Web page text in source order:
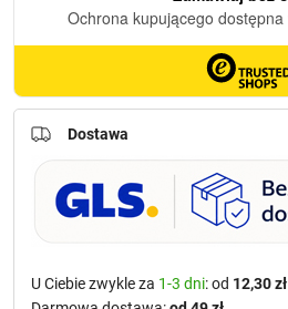
Dostawa
U Ciebie zwykle za 1-3 dni: od 12,30 zł